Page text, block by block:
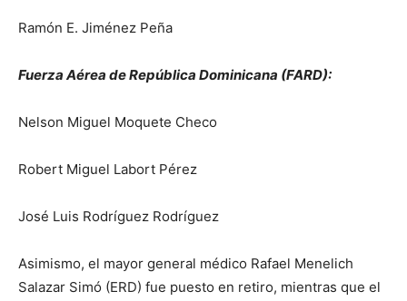
Ramón E. Jiménez Peña
Fuerza Aérea de República Dominicana (FARD):
Nelson Miguel Moquete Checo
Robert Miguel Labort Pérez
José Luis Rodríguez Rodríguez
Asimismo, el mayor general médico Rafael Menelich
Salazar Simó (ERD) fue puesto en retiro, mientras que el